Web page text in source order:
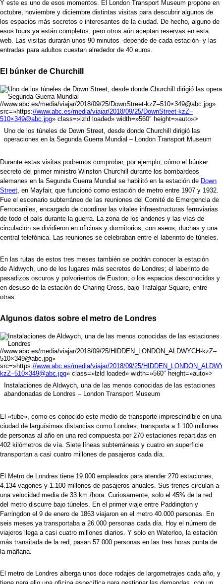
Y este es uno de esos momentos. El London Transport Museum propone en
octubre, noviembre y diciembre distintas visitas para descubrir algunos de
los espacios más secretos e interesantes de la ciudad. De hecho, alguno de
esos tours ya están completos, pero otros aún aceptan reservas en esta
web. Las visitas durarán unos 90 minutos -depende de cada estación- y las
entradas para adultos cuestan alrededor de 40 euros.
El búnker de Churchill
//www.abc.es/media/viajar/2018/09/25/DownStreet-kzZ–510×349@abc.jpg»
src=»https://www.abc.es/media/viajar/2018/09/25/DownStreet-kzZ–
510×349@abc.jpg» class=»lzld loaded» width=»560″ height=»auto»>
Uno de los túneles de Down Street, desde donde Churchill dirigió las
operaciones en la Segunda Guerra Mundial – London Transport Museum
Durante estas visitas podremos comprobar, por ejemplo, cómo el búnker
secreto del primer ministro Winston Churchill
durante los bombardeos
alemanes en la Segunda Guerra Mundial se habilitó en la estación de Down
Street, en Mayfair, que funcionó como estación de metro entre 1907 y 1932.
Fue el escenario subterráneo de las reuniones del Comité de Emergencia de
Ferrocarriles, encargado de coordinar las vitales infraestructuras ferroviarias
de todo el país durante la guerra. La zona de los andenes y las vías de
circulación se dividieron en oficinas y dormitorios, con aseos, duchas y una
central telefónica. Las reuniones se celebraban entre el laberinto de túneles.
En las rutas de estos tres meses también se podrán conocer la estación
de Aldwych, uno de los lugares más secretos de Londres; el laberinto de
pasadizos oscuros y polvorientos de Euston; o los espacios desconocidos y
en desuso de la estación de Charing Cross, bajo Trafalgar Square, entre
otras.
Algunos datos sobre el metro de Londres
//www.abc.es/media/viajar/2018/09/25/HIDDEN_LONDON_ALDWYCH-kzZ–
510×349@abc.jpg»
src=»https://www.abc.es/media/viajar/2018/09/25/
kzZ–510×349@abc.jpg» class=»lzld loaded» width=»560″ height=»auto»>
Instalaciones de Aldwych, una de las menos conocidas de las estaciones
abandonadas de Londres – London Transport Museum
El «tube», como es conocido este medio de transporte imprescindible en una
ciudad de larguísimas distancias como Londres, transporta a 1.100 millones
de personas al año en una red compuesta por 270 estaciones repartidas en
402 kilómetros de vía. Siete líneas subterráneas y cuatro en superficie
transportan a casi cuatro millones de pasajeros cada día.
El Metro de Londres tiene 19.000 empleados para atender 270 estaciones,
4.134 vagones y 1.100 millones de pasajeros anuales. Sus trenes circulan a
una velocidad media de 33 km./hora. Curiosamente, solo el 45% de la red
del metro discurre bajo túneles. En el primer viaje entre Paddington y
Farringdon el 9 de enero de 1863 viajaron en el metro 40.000 personas. En
seis meses ya transportaba a 26.000 personas cada día. Hoy el número de
viajeros llega a casi cuatro millones diarios. Y solo en Waterloo, la estación
más transitada de la red, pasan 57.000 personas en las tres horas punta de
la mañana.
El metro de Londres alberga unos doce rodajes de largometrajes cada año, y